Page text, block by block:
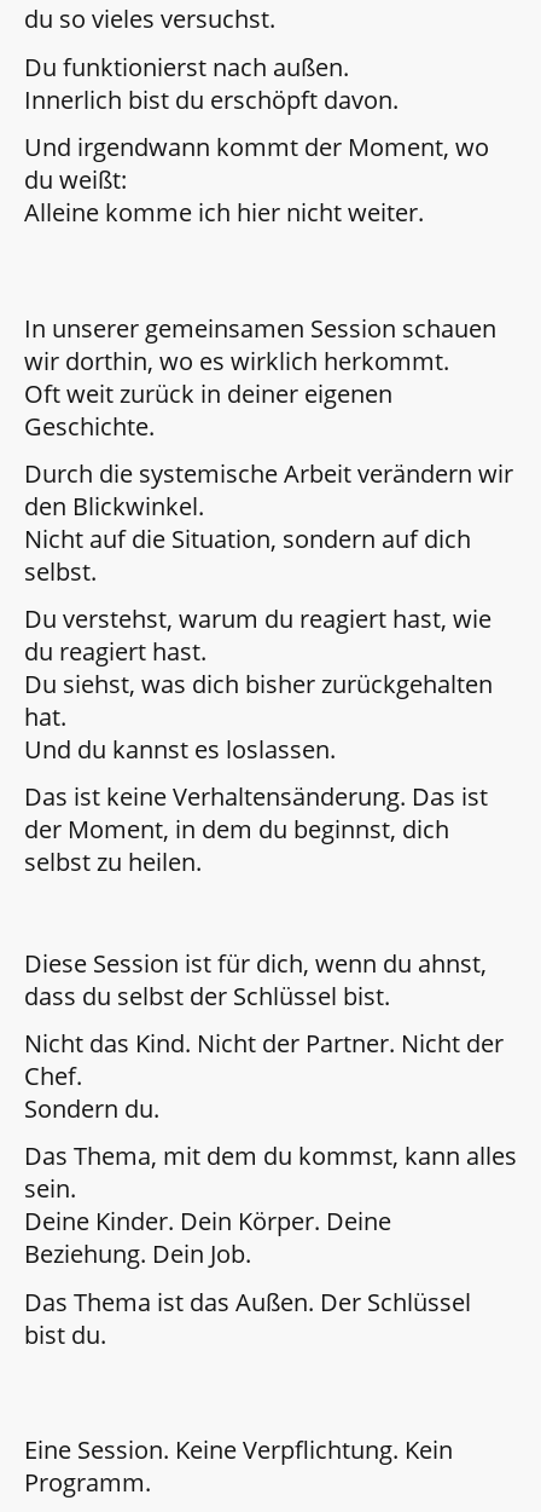
du so vieles versuchst.
Du funktionierst nach außen.
Innerlich bist du erschöpft davon.
Und irgendwann kommt der Moment, wo
du weißt:
Alleine komme ich hier nicht weiter.
In unserer gemeinsamen Session schauen
wir dorthin, wo es wirklich herkommt.
Oft weit zurück in deiner eigenen
Geschichte.
Durch die systemische Arbeit verändern wir
den Blickwinkel.
Nicht auf die Situation, sondern auf dich
selbst.
Du verstehst, warum du reagiert hast, wie
du reagiert hast.
Du siehst, was dich bisher zurückgehalten
hat.
Und du kannst es loslassen.
Das ist keine Verhaltensänderung. Das ist
der Moment, in dem du beginnst, dich
selbst zu heilen.
Diese Session ist für dich, wenn du ahnst,
dass du selbst der Schlüssel bist.
Nicht das Kind. Nicht der Partner. Nicht der
Chef.
Sondern du.
Das Thema, mit dem du kommst, kann alles
sein.
Deine Kinder. Dein Körper. Deine
Beziehung. Dein Job.
Das Thema ist das Außen. Der Schlüssel
bist du.
Eine Session. Keine Verpflichtung. Kein
Programm.